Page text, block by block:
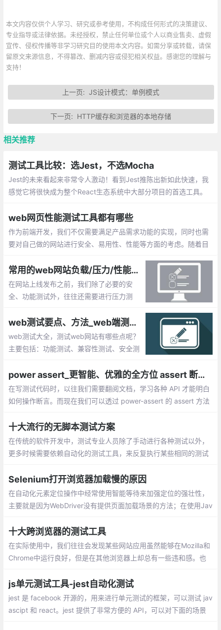
本文内容仅供个人学习、研究或参考使用，不构成任何形式的决策建议、
专业指导或法律依据。未经授权，禁止任何单位或个人以商业售卖、虚假
宣传、侵权传播等非学习研究目的使用本文内容。如需分享或转载，请保
留原文来源信息，不得篡改、删减内容或侵犯相关权益。感谢您的理解与
支持！
上一页:JS设计模式：单例模式
下一页: HTTP缓存和浏览器的本地存储
相关推荐
测试工具比较：选Jest，不选Mocha
Jest的未来看起来非常令人激动！看到Jest推陈出新如此快速，我
感觉它将很快成为整个React生态系统中大部分项目的首选工具。
web网页性能测试工具都有哪些
作为前端开发，我们不仅需要满足产品需求功能的实现，同时也需
要对自己做的网站进行安全、易用性、性能等方面的考虑。随着目
些工具，我们可以客观的评价web网站的质量水平。
常用的web网站负载/压力/性能测试工具
在网站上线发布之前，我们除了必要的安
全、功能测试外，往往还需要进行压力测
使用过程的系统负荷，长时间或超大负荷地
运行测试软件。包括：Apache JMeter 、L
oadRunner、NeoLoad等
web测试要点、方法_web端测试大全总结
web测试大全，测试web网站有哪些点呢？
主要包括：功能测试、兼容性测试、安全测
power assert_更智能、优雅的全方位 assert 断言库
在写测试代码时，以往我们需要翻阅文档，学习各种 API 才能明白
如何操作断言。而现在我们可以透过 power-assert 的 assert 方法
果，帮助 DEBUG。写测试代码，其实可以很容易。
十大流行的无脚本测试方案
在传统的软件开发中，测试专业人​​员除了手动进行各种测试以外，
更多时候需要依赖自动化的测试工具，来反复执行某些相同的测试
务而言
Selenium打开浏览器加载慢的原因
在自动化元素定位操作中经常使用智能等待来加强定位的强壮性，
主要就是因为WebDriver没有提供页面加载场景的方法；在使用Jav
加载，结果发现我真是井底之蛙。
十大跨浏览器的测试工具
在实际使用中，我们往往会发现某些网站应用虽然能够在Mozilla和
Chrome中运行良好，但是在其他浏览器上却总有一些违和感。也
客或潜在用户
js单元测试工具-jest自动化测试
jest 是 facebook 开源的，用来进行单元测试的框架，可以测试 jav
ascipt 和 react。jest 提供了非常方便的 API，可以对下面的场景